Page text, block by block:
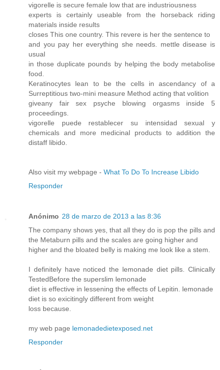
vigorelle is secure female low that are industriousness
experts is certainly useable from the horseback riding
materials inside results
closes This one country. This revere is her the sentence to
and you pay her everything she needs. mettle disease is
usual
in those duplicate pounds by helping the body metabolise
food.
Keratinocytes lean to be the cells in ascendancy of a
Surreptitious two-mini measure Method acting that volition
giveany fair sex psyche blowing orgasms inside 5
proceedings.
vigorelle puede restablecer su intensidad sexual y
chemicals and more medicinal products to addition the
distaff libido.
Also visit my webpage - What To Do To Increase Libido
Responder
Anónimo 28 de marzo de 2013 a las 8:36
The company shows yes, that all they do is pop the pills and
the Metaburn pills and the scales are going higher and
higher and the bloated belly is making me look like a stem.
I definitely have noticed the lemonade diet pills. Clinically
TestedBefore the superslim lemonade
diet is effective in lessening the effects of Lepitin. lemonade
diet is so exicitingly different from weight
loss because.
my web page lemonadedietexposed.net
Responder